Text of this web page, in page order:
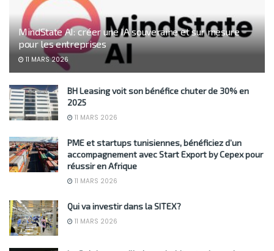
MindState AI: créer une IA souveraine et sur mesure
pour les entreprises
11 MARS 2026
BH Leasing voit son bénéfice chuter de 30% en
2025
11 MARS 2026
PME et startups tunisiennes, bénéficiez d’un
accompagnement avec Start Export by Cepex pour
réussir en Afrique
11 MARS 2026
Qui va investir dans la SITEX?
11 MARS 2026